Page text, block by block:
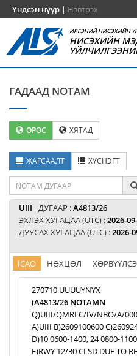
Үндсэн нүүр | Нэвтрэх
ИРГЭНИЙ НИСЭХИЙН
НИСЭХИЙН
ГАДААД NOTAM
ОРОС ХЯТАД
ЖАГСААЛТ ХҮСНЭГТ
UIII ДУГААР :A4813/26
ЭХЛЭХ ХУГАЦАА (UTC) :2026-
ДУУСАХ ХУГАЦАА (UTC) :2026-
ICAO НӨХЦӨЛ
270710 UUUUYNYX
(A4813/26 NOTAMN
Q)UIII/QMRLC/IV/NBO/A/
A)UIII B)2609100600
D)10 0600-1400, 24 0800-1100
E)RWY 12/30 CLSD DUE TO